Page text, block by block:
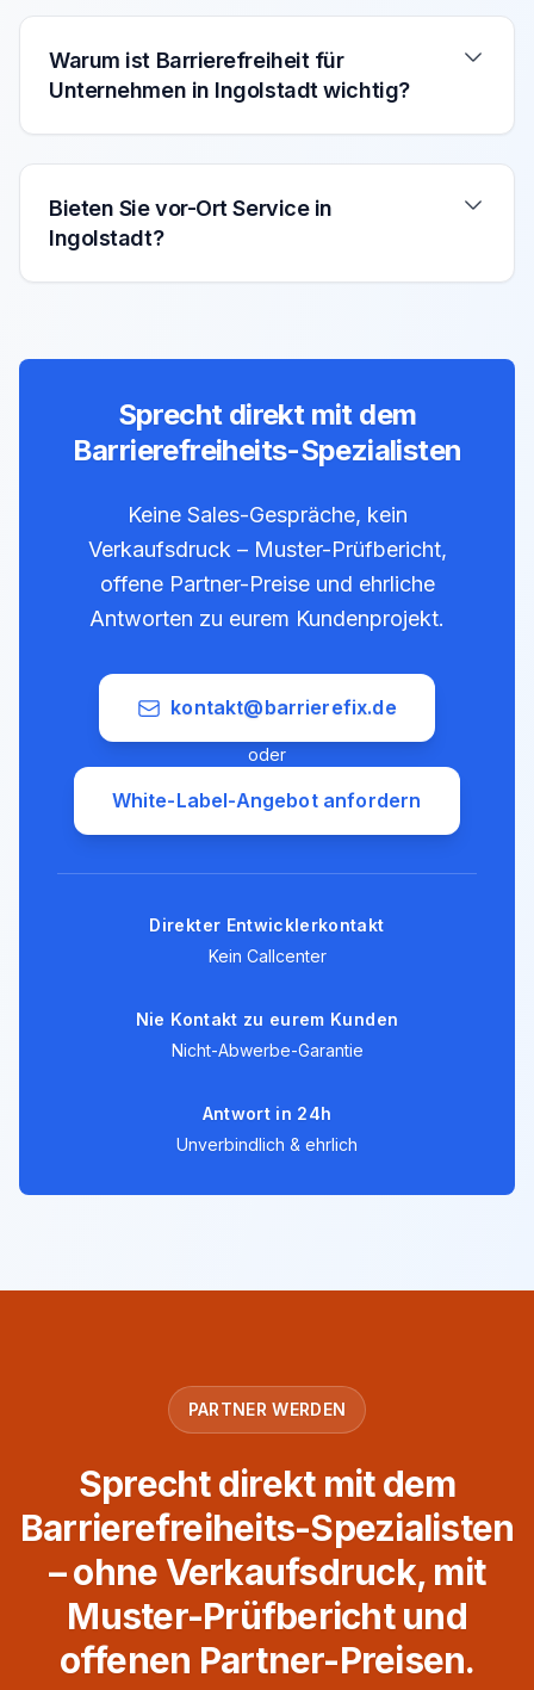
Warum ist Barrierefreiheit für
Unternehmen in Ingolstadt wichtig?
Bieten Sie vor-Ort Service in
Ingolstadt?
Sprecht direkt mit dem
Barrierefreiheits-Spezialisten
Keine Sales-Gespräche, kein
Verkaufsdruck – Muster-Prüfbericht,
offene Partner-Preise und ehrliche
Antworten zu eurem Kundenprojekt.
kontakt@barrierefix.de
oder
White-Label-Angebot anfordern
Direkter Entwicklerkontakt
Kein Callcenter
Nie Kontakt zu eurem Kunden
Nicht-Abwerbe-Garantie
Antwort in 24h
Unverbindlich & ehrlich
PARTNER WERDEN
Sprecht direkt mit dem
Barrierefreiheits-Spezialisten
– ohne Verkaufsdruck, mit
Muster-Prüfbericht und
offenen Partner-Preisen.